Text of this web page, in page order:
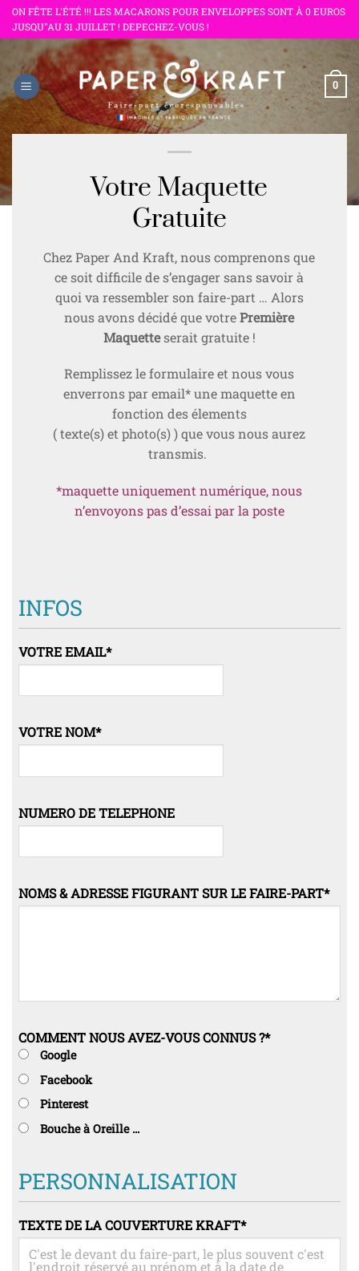
Passer
au
contenu
ON FÊTE L'ÉTÉ !!! LES MACARONS POUR ENVELOPPES SONT À 0 EUROS
JUSQU"AU 31 JUILLET ! DEPECHEZ-VOUS !
0
Votre Maquette
Gratuite
Chez Paper And Kraft, nous comprenons que
ce soit difficile de s’engager sans savoir à
quoi va ressembler son faire-part … Alors
nous avons décidé que votrePremière
Maquetteserait gratuite !
Remplissez le formulaire et nous vous
enverrons par email* une maquette en
fonction des élements
( texte(s) et photo(s) ) que vous nous aurez
transmis.
*maquette uniquement numérique, nous
n’envoyons pas d’essai par la poste
INFOS
VOTRE EMAIL*
VOTRE NOM*
NUMERO DE TELEPHONE
NOMS & ADRESSE FIGURANT SUR LE FAIRE-PART*
COMMENT NOUS AVEZ-VOUS CONNUS ?*
Google
Facebook
Pinterest
Bouche à Oreille ...
PERSONNALISATION
TEXTE DE LA COUVERTURE KRAFT*